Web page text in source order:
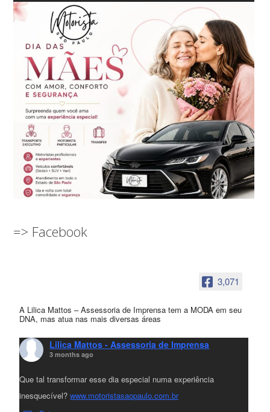
=> Facebook
3,071
A Lilica Mattos – Assessoria de Imprensa tem a MODA em seu
DNA, mas atua nas mais diversas áreas
Lilica Mattos - Assessoria de Imprensa
3 months ago
Que tal transformar esse dia especial numa experiência
inesquecível?www.motoristasaopaulo.com.br